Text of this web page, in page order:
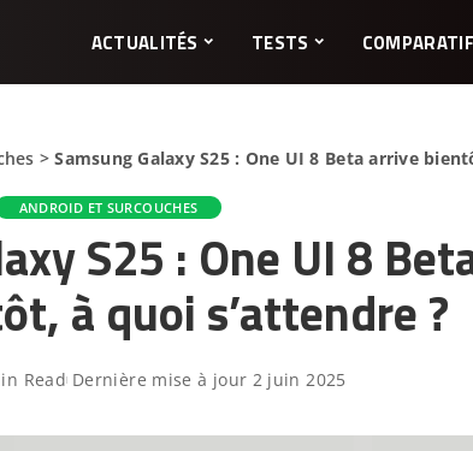
ACTUALITÉS TESTS
>Samsung Galaxy S25 : One UI 8 Beta arrive
ANDROID ET SURCOUCHES
S25 : One UI 8
à quoi s’attendre ?
Read Dernière mise à jour 2 juin 2025